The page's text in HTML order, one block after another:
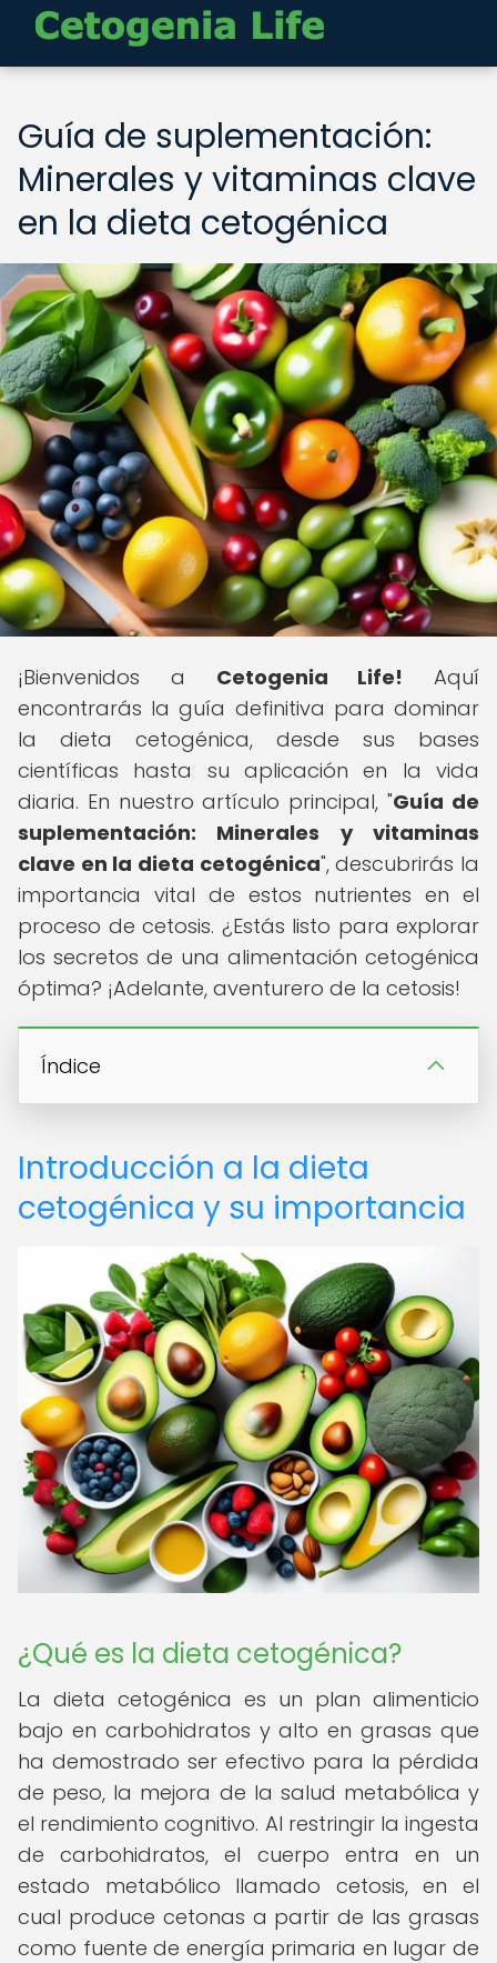
Guía de suplementación:
Minerales y vitaminas clave
en la dieta cetogénica
¡Bienvenidos a Cetogenia Life! Aquí
encontrarás la guía definitiva para dominar
la dieta cetogénica, desde sus bases
científicas hasta su aplicación en la vida
diaria. En nuestro artículo principal, "Guía de
suplementación: Minerales y vitaminas
clave en la dieta cetogénica", descubrirás la
importancia vital de estos nutrientes en el
proceso de cetosis. ¿Estás listo para explorar
los secretos de una alimentación cetogénica
óptima? ¡Adelante, aventurero de la cetosis!
Índice
Introducción a la dieta
cetogénica y su importancia
¿Qué es la dieta cetogénica?
La dieta cetogénica es un plan alimenticio
bajo en carbohidratos y alto en grasas que
ha demostrado ser efectivo para la pérdida
de peso, la mejora de la salud metabólica y
el rendimiento cognitivo. Al restringir la ingesta
de carbohidratos, el cuerpo entra en un
estado metabólico llamado cetosis, en el
cual produce cetonas a partir de las grasas
como fuente de energía primaria en lugar de